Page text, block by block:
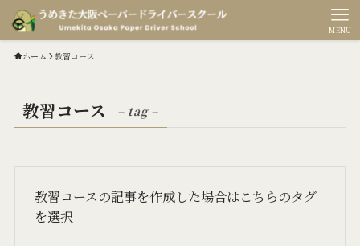
MENU
ホーム 教習コース
教習コース – tag –
教習コースの記事を作成した場合はこちらのタグ
を選択